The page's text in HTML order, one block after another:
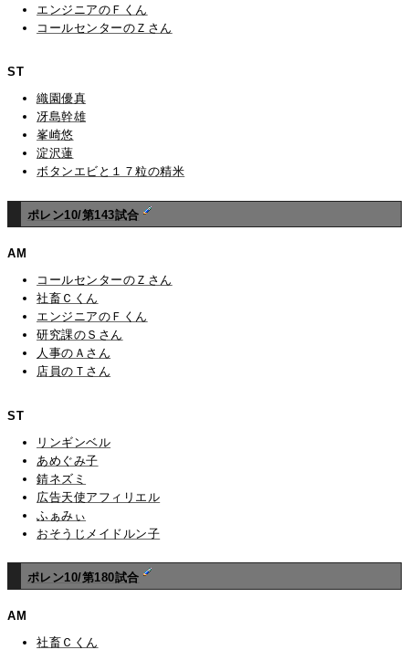
エンジニアのＦくん
コールセンターのＺさん
ST
織園優真
冴島幹雄
峯崎悠
淀沢蓮
ボタンエビと１７粒の精米
ポレン10/第143試合
AM
コールセンターのＺさん
社畜Ｃくん
エンジニアのＦくん
研究課のＳさん
人事のＡさん
店員のＴさん
ST
リンギンベル
あめぐみ子
錆ネズミ
広告天使アフィリエル
ふぁみぃ
おそうじメイドルン子
ポレン10/第180試合
AM
社畜Ｃくん